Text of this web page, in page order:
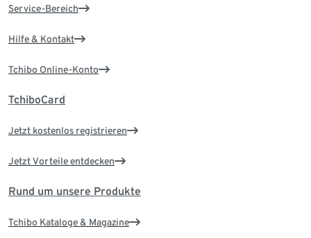
Service-Bereich
Hilfe & Kontakt
Tchibo Online-Konto
TchiboCard
Jetzt kostenlos registrieren
Jetzt Vorteile entdecken
Rund um unsere Produkte
Tchibo Kataloge & Magazine